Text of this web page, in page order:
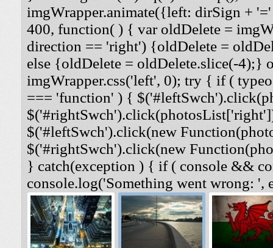
imgWrapper.animate({left: dirSign +
400, function( ) { var oldDelete =
direction == 'right') {oldDelete =
else {oldDelete = oldDelete.slice(-4);}
imgWrapper.css('left', 0); try { if (
=== 'function' ) {
$('#leftSwch').click(new
$('#rightSwch').click(new
} catch(exception ) { if ( console &&
console.log('Something went wrong: